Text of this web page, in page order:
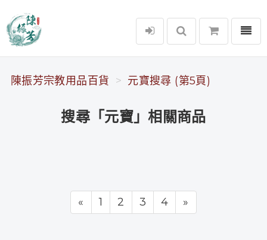
陳振芳宗教用品百貨
選單
陳振芳宗教用品百貨 元寶搜尋 (第5頁)
搜尋「元寶」相關商品
« 1 2 3 4 »